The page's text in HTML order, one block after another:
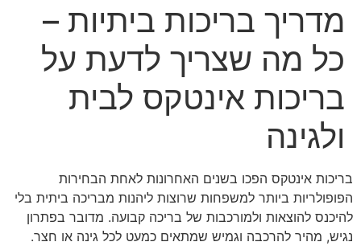
מדריך בריכות ביתיות –
כל מה שצריך לדעת על
בריכות אינטקס לבית
ולגינה
בריכות אינטקס הפכו בשנים האחרונות לאחת הבחירות
הפופולריות ביותר למשפחות שרוצות ליהנות מבריכה ביתית בלי
להיכנס להוצאות ולמורכבות של בריכה קבועה. מדובר בפתרון
נגיש, מהיר להרכבה וגמיש שמתאים כמעט לכל גינה או חצר.